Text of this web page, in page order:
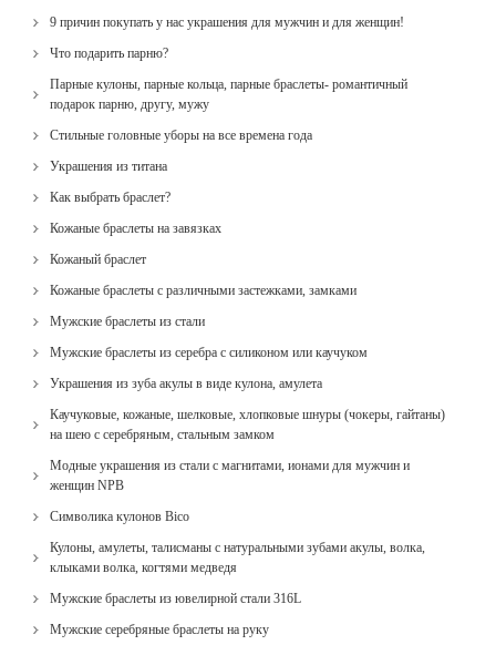
9 причин покупать у нас украшения для мужчин и для женщин!
Что подарить парню?
Парные кулоны, парные кольца, парные браслеты- романтичный
подарок парню, другу, мужу
Стильные головные уборы на все времена года
Украшения из титана
Как выбрать браслет?
Кожаные браслеты на завязках
Кожаный браслет
Кожаные браслеты с различными застежками, замками
Мужские браслеты из стали
Мужские браслеты из серебра с силиконом или каучуком
Украшения из зуба акулы в виде кулона, амулета
Каучуковые, кожаные, шелковые, хлопковые шнуры (чокеры, гайтаны)
на шею с серебряным, стальным замком
Модные украшения из стали с магнитами, ионами для мужчин и
женщин NPB
Cимволика кулонов Bico
Кулоны, амулеты, талисманы с натуральными зубами акулы, волка,
клыками волка, когтями медведя
Мужские браслеты из ювелирной стали 316L
Мужские серебряные браслеты на руку